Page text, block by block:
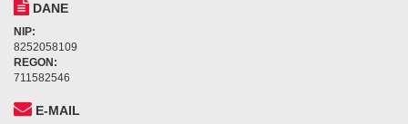
DANE
NIP:
8252058109
REGON:
711582546
E-MAIL